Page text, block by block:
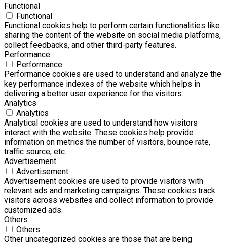
Functional
Functional
Functional cookies help to perform certain functionalities like
sharing the content of the website on social media platforms,
collect feedbacks, and other third-party features.
Performance
Performance
Performance cookies are used to understand and analyze the
key performance indexes of the website which helps in
delivering a better user experience for the visitors.
Analytics
Analytics
Analytical cookies are used to understand how visitors
interact with the website. These cookies help provide
information on metrics the number of visitors, bounce rate,
traffic source, etc.
Advertisement
Advertisement
Advertisement cookies are used to provide visitors with
relevant ads and marketing campaigns. These cookies track
visitors across websites and collect information to provide
customized ads.
Others
Others
Other uncategorized cookies are those that are being